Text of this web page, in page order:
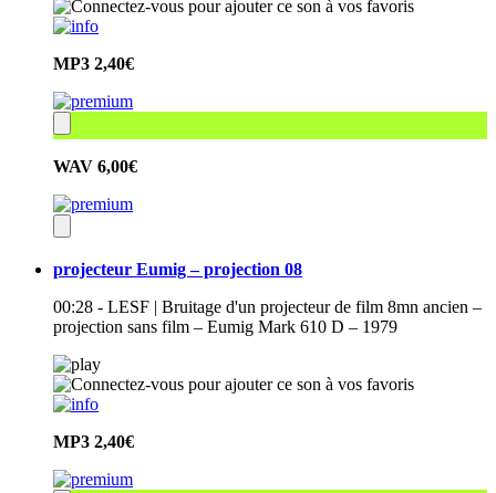
MP3 2,40€
WAV 6,00€
projecteur Eumig – projection 08
00:28 - LESF | Bruitage d'un projecteur de film 8mn ancien –
projection sans film – Eumig Mark 610 D – 1979
MP3 2,40€